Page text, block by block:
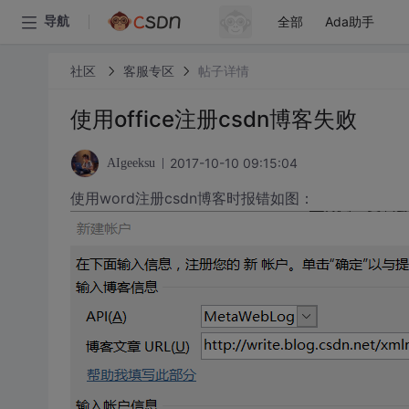
导航 全部 Ada助手
社区 客服专区 帖子详情
使用office注册csdn博客失败
AIgeeksu 2017-10-10 09:15:04
使用word注册csdn博客时报错如图：